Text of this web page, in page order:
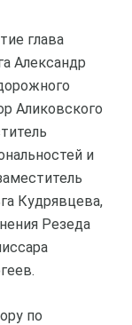
глава
Александр
Аликовского
и
Кудрявцева,
Резеда
по